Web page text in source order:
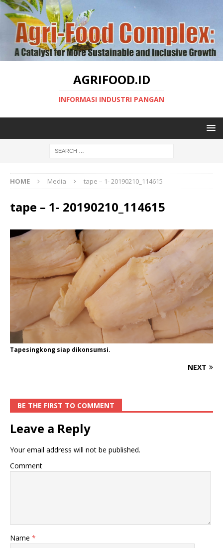
AGRIFOOD.ID
INFORMASI INDUSTRI PANGAN
HOME Media tape – 1- 20190210_114615
tape – 1- 20190210_114615
Tapesingkong siap dikonsumsi.
NEXT
BE THE FIRST TO COMMENT
Leave a Reply
Your email address will not be published.
Comment
Name *